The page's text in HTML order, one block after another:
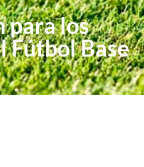
para los
Fútbol Base